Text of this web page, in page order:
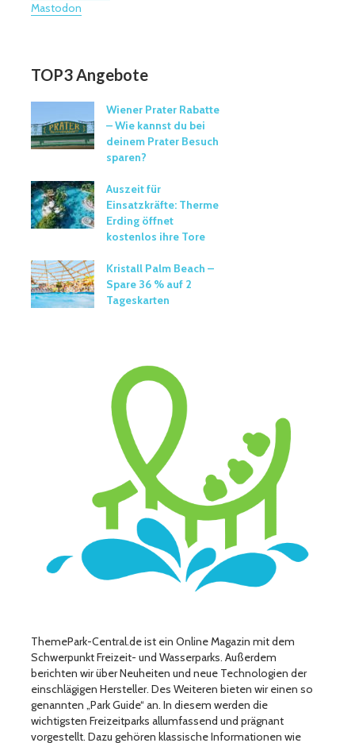
Mastodon
TOP3 Angebote
Wiener Prater Rabatte
– Wie kannst du bei
deinem Prater Besuch
sparen?
Auszeit für
Einsatzkräfte: Therme
Erding öffnet
kostenlos ihre Tore
Kristall Palm Beach –
Spare 36 % auf 2
Tageskarten
ThemePark-Central.de ist ein Online Magazin mit dem
Schwerpunkt Freizeit- und Wasserparks. Außerdem
berichten wir über Neuheiten und neue Technologien der
einschlägigen Hersteller. Des Weiteren bieten wir einen so
genannten „Park Guide“ an. In diesem werden die
wichtigsten Freizeitparks allumfassend und prägnant
vorgestellt. Dazu gehören klassische Informationen wie